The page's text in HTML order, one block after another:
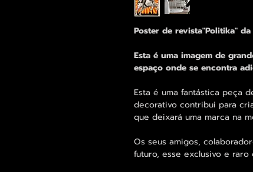
Poster de revista"Politika" da
Esta é uma imagem de
espaço onde se encontra
Esta é uma fantástica peça
decorativo contribui para
que deixará uma marca na
Os seus amigos,
futuro, esse exclusivo e